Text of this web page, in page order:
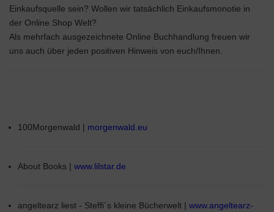
Einkaufsquelle sein? Wollen wir tatsächlich Einkaufsmonotie in
der Online Shop Welt?
Als mehrfach ausgezeichnete Online Buchhandlung freuen wir
uns auch über jeden positiven Hinweis von euch/Ihnen.
100Morgenwald | morgenwald.eu
About Books | www.lilstar.de
angeltearz liest - Steffi´s kleine Bücherwelt | www.angeltearz-